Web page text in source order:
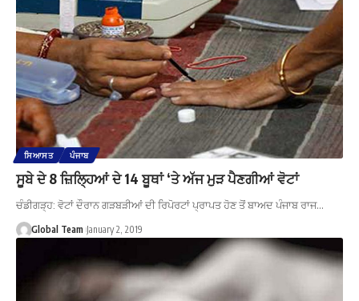
ਸਿਆਸਤ ਪੰਜਾਬ
ਸੂਬੇ ਦੇ 8 ਜ਼ਿਲ੍ਹਿਆਂ ਦੇ 14 ਬੂਥਾਂ ‘ਤੇ ਅੱਜ ਮੁੜ ਪੈਣਗੀਆਂ ਵੋਟਾਂ
ਚੰਡੀਗੜ੍ਹ: ਵੋਟਾਂ ਦੌਰਾਨ ਗੜਬੜੀਆਂ ਦੀ ਰਿਪੋਰਟਾਂ ਪ੍ਰਾਪਤ ਹੋਣ ਤੋਂ ਬਾਅਦ ਪੰਜਾਬ ਰਾਜ…
Global Team January 2, 2019